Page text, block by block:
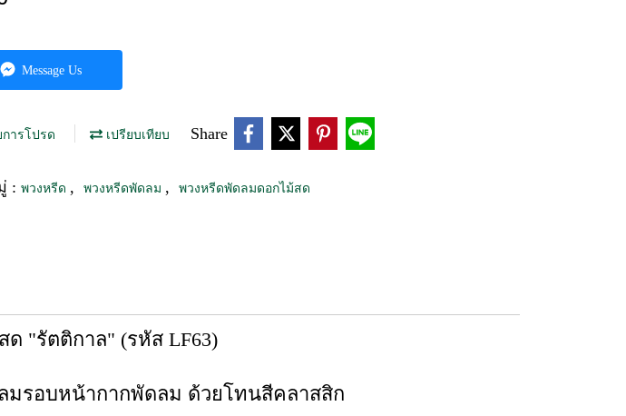
Message Us
การโปรด เปรียบเทียบ Share
: พวงหรีด , พวงหรีดพัดลม , พวงหรีดพัดลมดอกไม้สด
"รัตติกาล" (รหัส LF63)
มรอบหน้ากากพัดลม ด้วยโทนสีคลาสสิก